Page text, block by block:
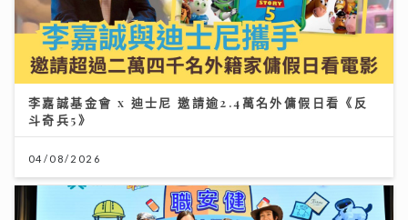
李嘉誠基金會 x 迪士尼 邀請逾2.4萬名外傭假日看《反
斗奇兵5》
04/08/2026